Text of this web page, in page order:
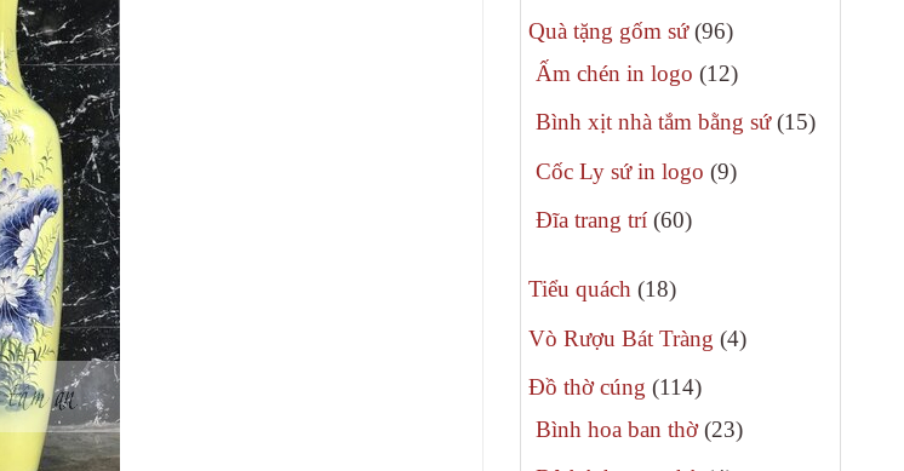
phẩm
Quà tặng gốm sứ 9696
sản
Ấm chén in logo 1212
phẩm
Bình xịt nhà tắm bằng sứ 1515
Cốc Ly sứ in logo 99
Đĩa trang trí 6060
Tiểu quách 1818
phẩm
Vò Rượu Bát Tràng 44
Đồ thờ cúng 114114
sản
Bình hoa ban thờ 2323